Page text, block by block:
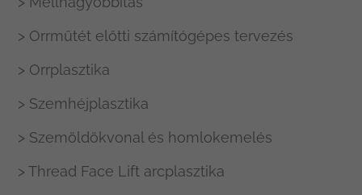
> Orrműtét előtti számítógépes tervezés
> Orrplasztika
> Szemhéjplasztika
> Szemöldökvonal és homlokemelés
> Thread Face Lift arcplasztika